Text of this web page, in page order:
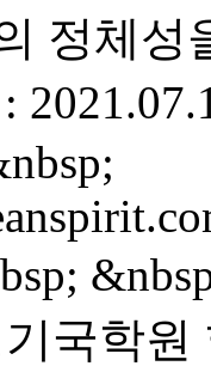
정체성
국학